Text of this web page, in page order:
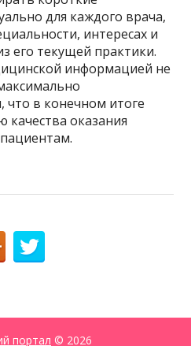
для каждого врача,
интересах и
его текущей практики.
информацией не
в конечном итоге
оказания
портал © 2026